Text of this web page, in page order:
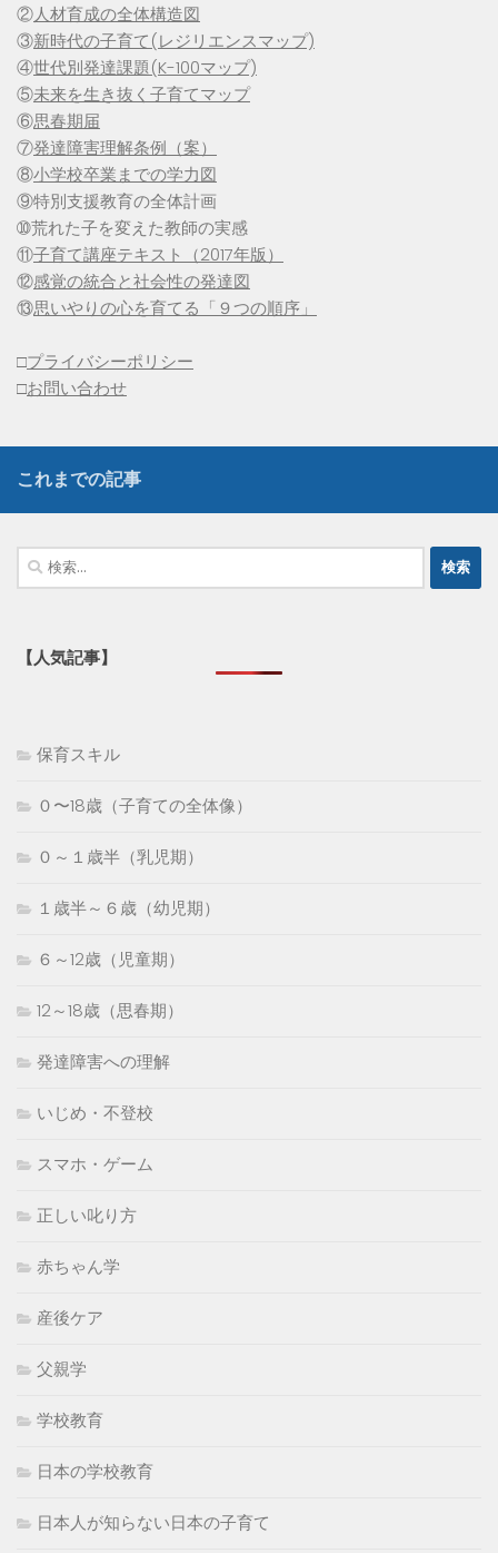
②人材育成の全体構造図
③新時代の子育て(レジリエンスマップ)
④世代別発達課題(K-100マップ)
⑤未来を生き抜く子育てマップ
⑥思春期届
⑦発達障害理解条例（案）
⑧小学校卒業までの学力図
⑨特別支援教育の全体計画
➉荒れた子を変えた教師の実感
⑪子育て講座テキスト（2017年版）
⑫感覚の統合と社会性の発達図
⑬思いやりの心を育てる「９つの順序」
□プライバシーポリシー
□お問い合わせ
これまでの記事
検
索:
【人気記事】
保育スキル
０〜18歳（子育ての全体像）
０～１歳半（乳児期）
１歳半～６歳（幼児期）
６～12歳（児童期）
12～18歳（思春期）
発達障害への理解
いじめ・不登校
スマホ・ゲーム
正しい叱り方
赤ちゃん学
産後ケア
父親学
学校教育
日本の学校教育
日本人が知らない日本の子育て